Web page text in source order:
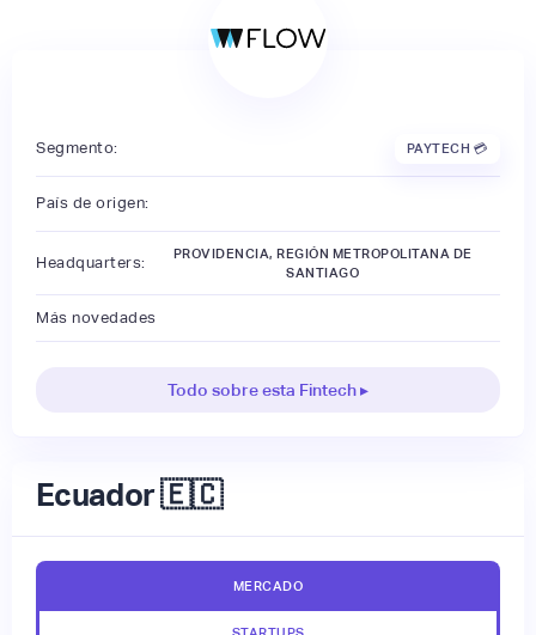
Segmento: PAYTECH 💳
País de origen:
Headquarters:
PROVIDENCIA, REGIÓN METROPOLITANA DE
SANTIAGO
Más novedades
Todo sobre esta Fintech ▸
Ecuador 🇪🇨
MERCADO